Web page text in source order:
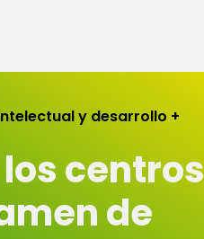
y desarrollo
centros
de